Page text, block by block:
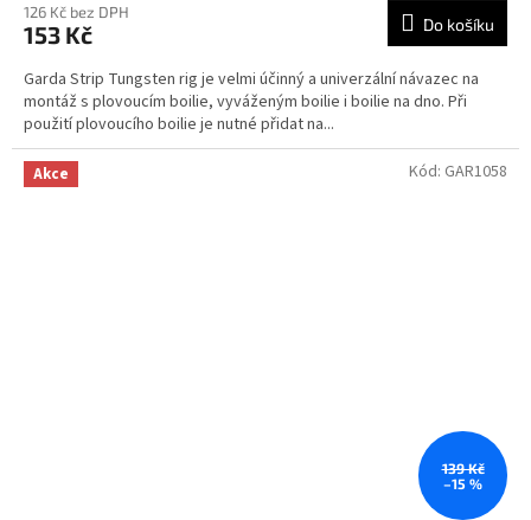
126 Kč bez DPH
153 Kč Do košíku
Garda Strip Tungsten rig je velmi účinný a univerzální návazec na
montáž s plovoucím boilie, vyváženým boilie i boilie na dno. Při
použití plovoucího boilie je nutné přidat na...
Akce
139 Kč
–15 %
Kód: GAR1058